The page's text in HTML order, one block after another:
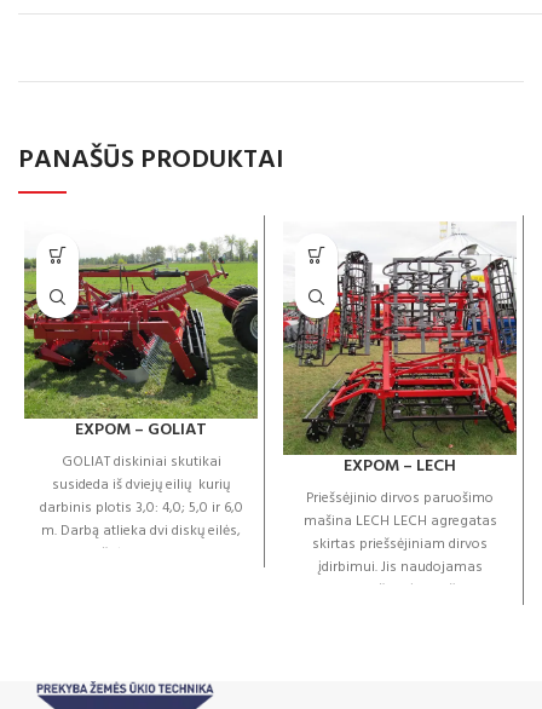
PANAŠŪS PRODUKTAI
EXPOM – GOLIAT
GOLIAT diskiniai skutikai
susideda iš dviejų eilių kurių
darbinis plotis 3,0: 4,0; 5,0 ir 6,0
m. Darbą atlieka dvi diskų eilės,
kurių išdėstymas sukelia
priklausomai nuo darbinio gylio
EXPOM – LECH
Priešsėjinio dirvos paruošimo
mašina LECH LECH agregatas
skirtas priešsėjiniam dirvos
įdirbimui. Jis naudojamas
purenti viršutinį dirvožemio